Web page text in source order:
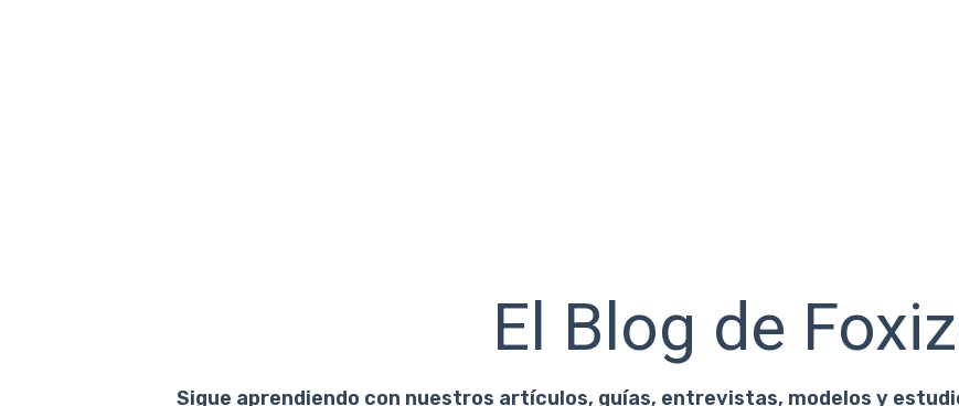
El Blog de
Sigue aprendiendo con nuestros artículos, guías, entrevistas, modelos y